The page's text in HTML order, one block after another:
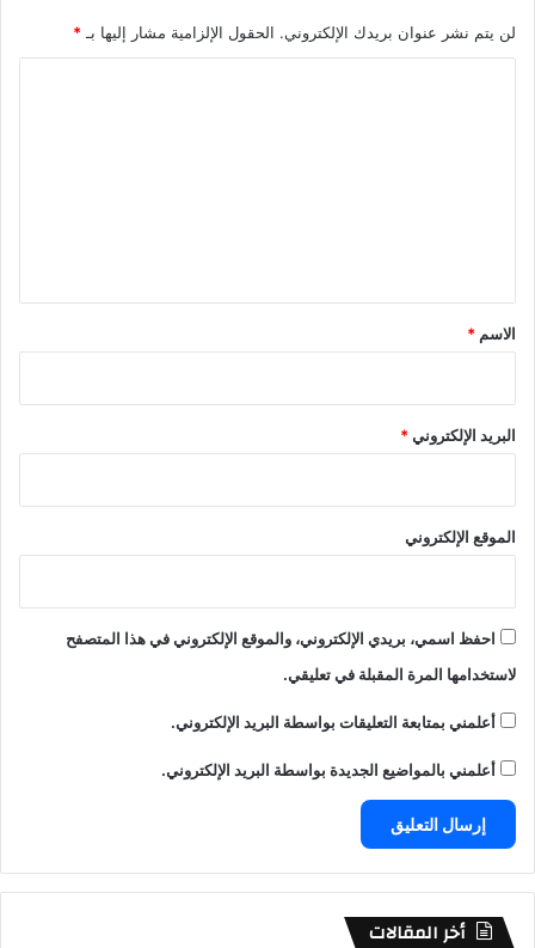
لن يتم نشر عنوان بريدك الإلكتروني. الحقول الإلزامية مشار إليها بـ *
*
الاسم *
البريد الإلكتروني*
الموقع الإلكتروني
احفظ اسمي، بريدي الإلكتروني، والموقع الإلكتروني في هذا المتصفح
لاستخدامها المرة المقبلة في تعليقي.
أعلمني بمتابعة التعليقات بواسطة البريد الإلكتروني.
أعلمني بالمواضيع الجديدة بواسطة البريد الإلكتروني.
أخر المقالات